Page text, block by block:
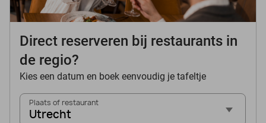
Direct reserveren bij restaurants in
de regio?
Kies een datum en boek eenvoudig je tafeltje
Plaats of restaurant
Utrecht